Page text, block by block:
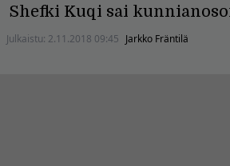
Shefki Kuqi sai
Julkaistu: 2.11.2018 09:45 Jarkko Fräntilä